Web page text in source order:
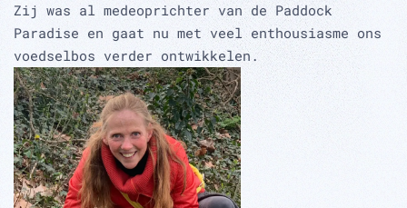
Zij was al medeoprichter van de Paddock
Paradise en gaat nu met veel enthousiasme ons
voedselbos verder ontwikkelen.